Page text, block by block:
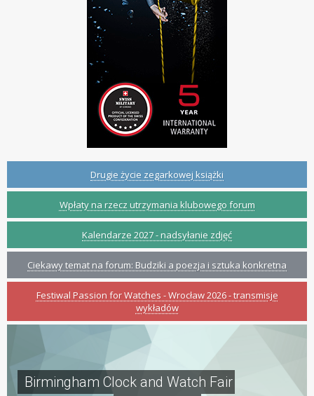
Drugie życie zegarkowej książki
Wpłaty na rzecz utrzymania klubowego forum
Kalendarze 2027 - nadsyłanie zdjęć
Ciekawy temat na forum: Budziki a poezja i sztuka konkretna
Festiwal Passion for Watches - Wrocław 2026 - transmisje
wykładów
Birmingham Clock and Watch Fair